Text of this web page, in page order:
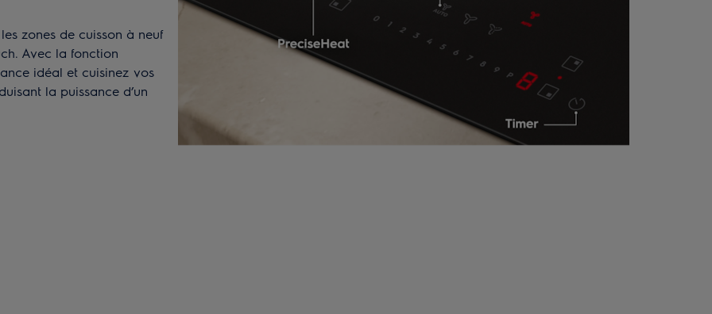
zones de cuisson à neuf
Avec la fonction
idéal et cuisinez vos
la puissance d’un